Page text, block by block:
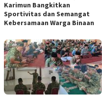
Karimun Bangkitkan
Sportivitas dan Semangat
Kebersamaan Warga Binaan